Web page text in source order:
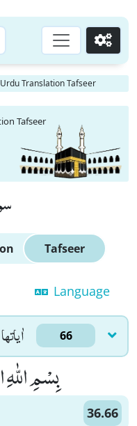
Go
Translation Tafseer
Tafseer
Tafseer
Language
اٰياتها 66
بِسْمِ
36.66